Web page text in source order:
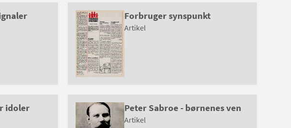
Forbruger synspunkt
Artikel
idoler Peter Sabroe - børnenes ven
Artikel